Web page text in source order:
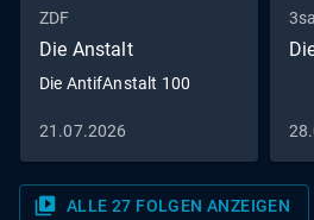
ZDF
Die Anstalt
Die AntifAnstalt 100
21.07.2026
video_library ALLE 27 FOLGEN ANZEIGEN